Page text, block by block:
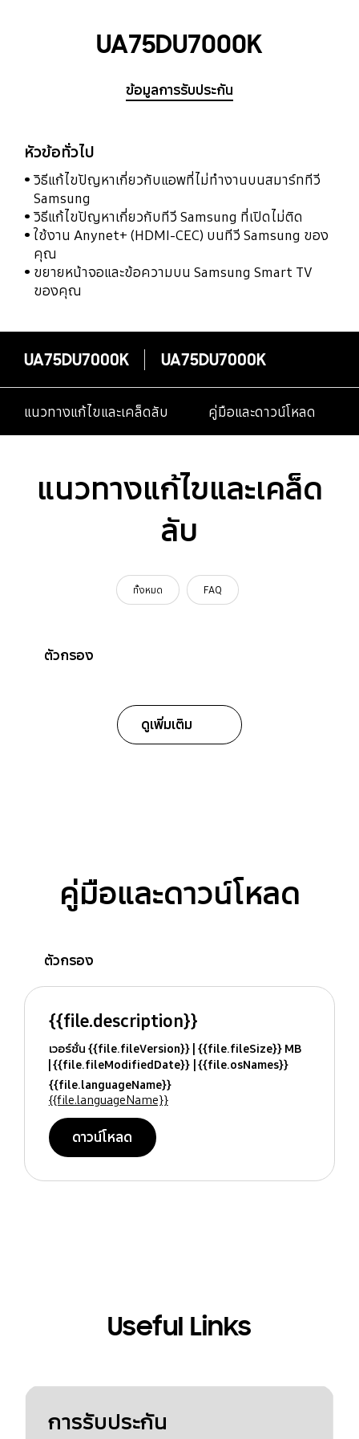
UA75DU7000K
ข้อมูลการรับประกัน
หัวข้อทั่วไป
วิธีแก้ไขปัญหาเกี่ยวกับแอพที่ไม่ทำงานบนสมาร์ททีวี
Samsung
วิธีแก้ไขปัญหาเกี่ยวกับทีวี Samsung ที่เปิดไม่ติด
ใช้งาน Anynet+ (HDMI-CEC) บนทีวี Samsung ของ
คุณ
ขยายหน้าจอและข้อความบน Samsung Smart TV
ของคุณ
UA75DU7000K UA75DU7000K
แนวทางแก้ไขและเคล็ดลับ คู่มือและดาวน์โหลด
แนวทางแก้ไขและเคล็ด
ลับ
ทั้งหมด FAQ
ตัวกรอง
ดูเพิ่มเติม
คู่มือและดาวน์โหลด
ตัวกรอง
{{file.description}}
เวอร์ชั่น {{file.fileVersion}} {{file.fileSize}} MB
{{file.fileModifiedDate}} {{file.osNames}}
{{file.languageName}}
{{file.languageName}}
ดาวน์โหลด
Useful Links
การรับประกัน